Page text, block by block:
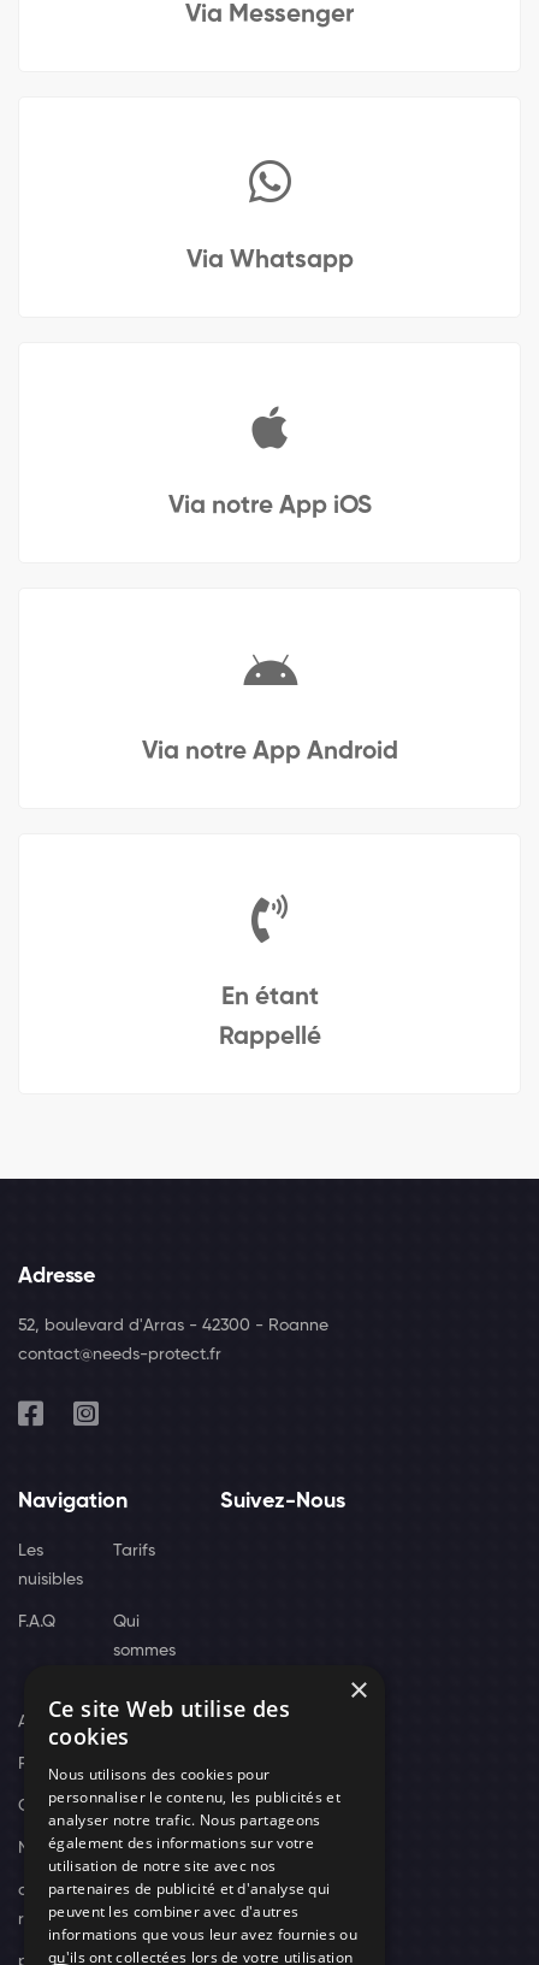
Via Messenger
Via Whatsapp
Via notre App iOS
Via notre App Android
En étant
Rappellé
Adresse
52, boulevard d'Arras - 42300 - Roanne
contact@needs-protect.fr
Navigation
Les
nuisibles
Tarifs
F.A.Q
Qui
sommes
Actus
Recrutement
Contact
Nos techniciens
campagne-
recrutement
politique de
Suivez-Nous
×
Ce site Web utilise des
cookies
Nous utilisons des cookies pour
personnaliser le contenu, les publicités et
analyser notre trafic. Nous partageons
également des informations sur votre
utilisation de notre site avec nos
partenaires de publicité et d'analyse qui
peuvent les combiner avec d'autres
informations que vous leur avez fournies ou
qu'ils ont collectées lors de votre utilisation